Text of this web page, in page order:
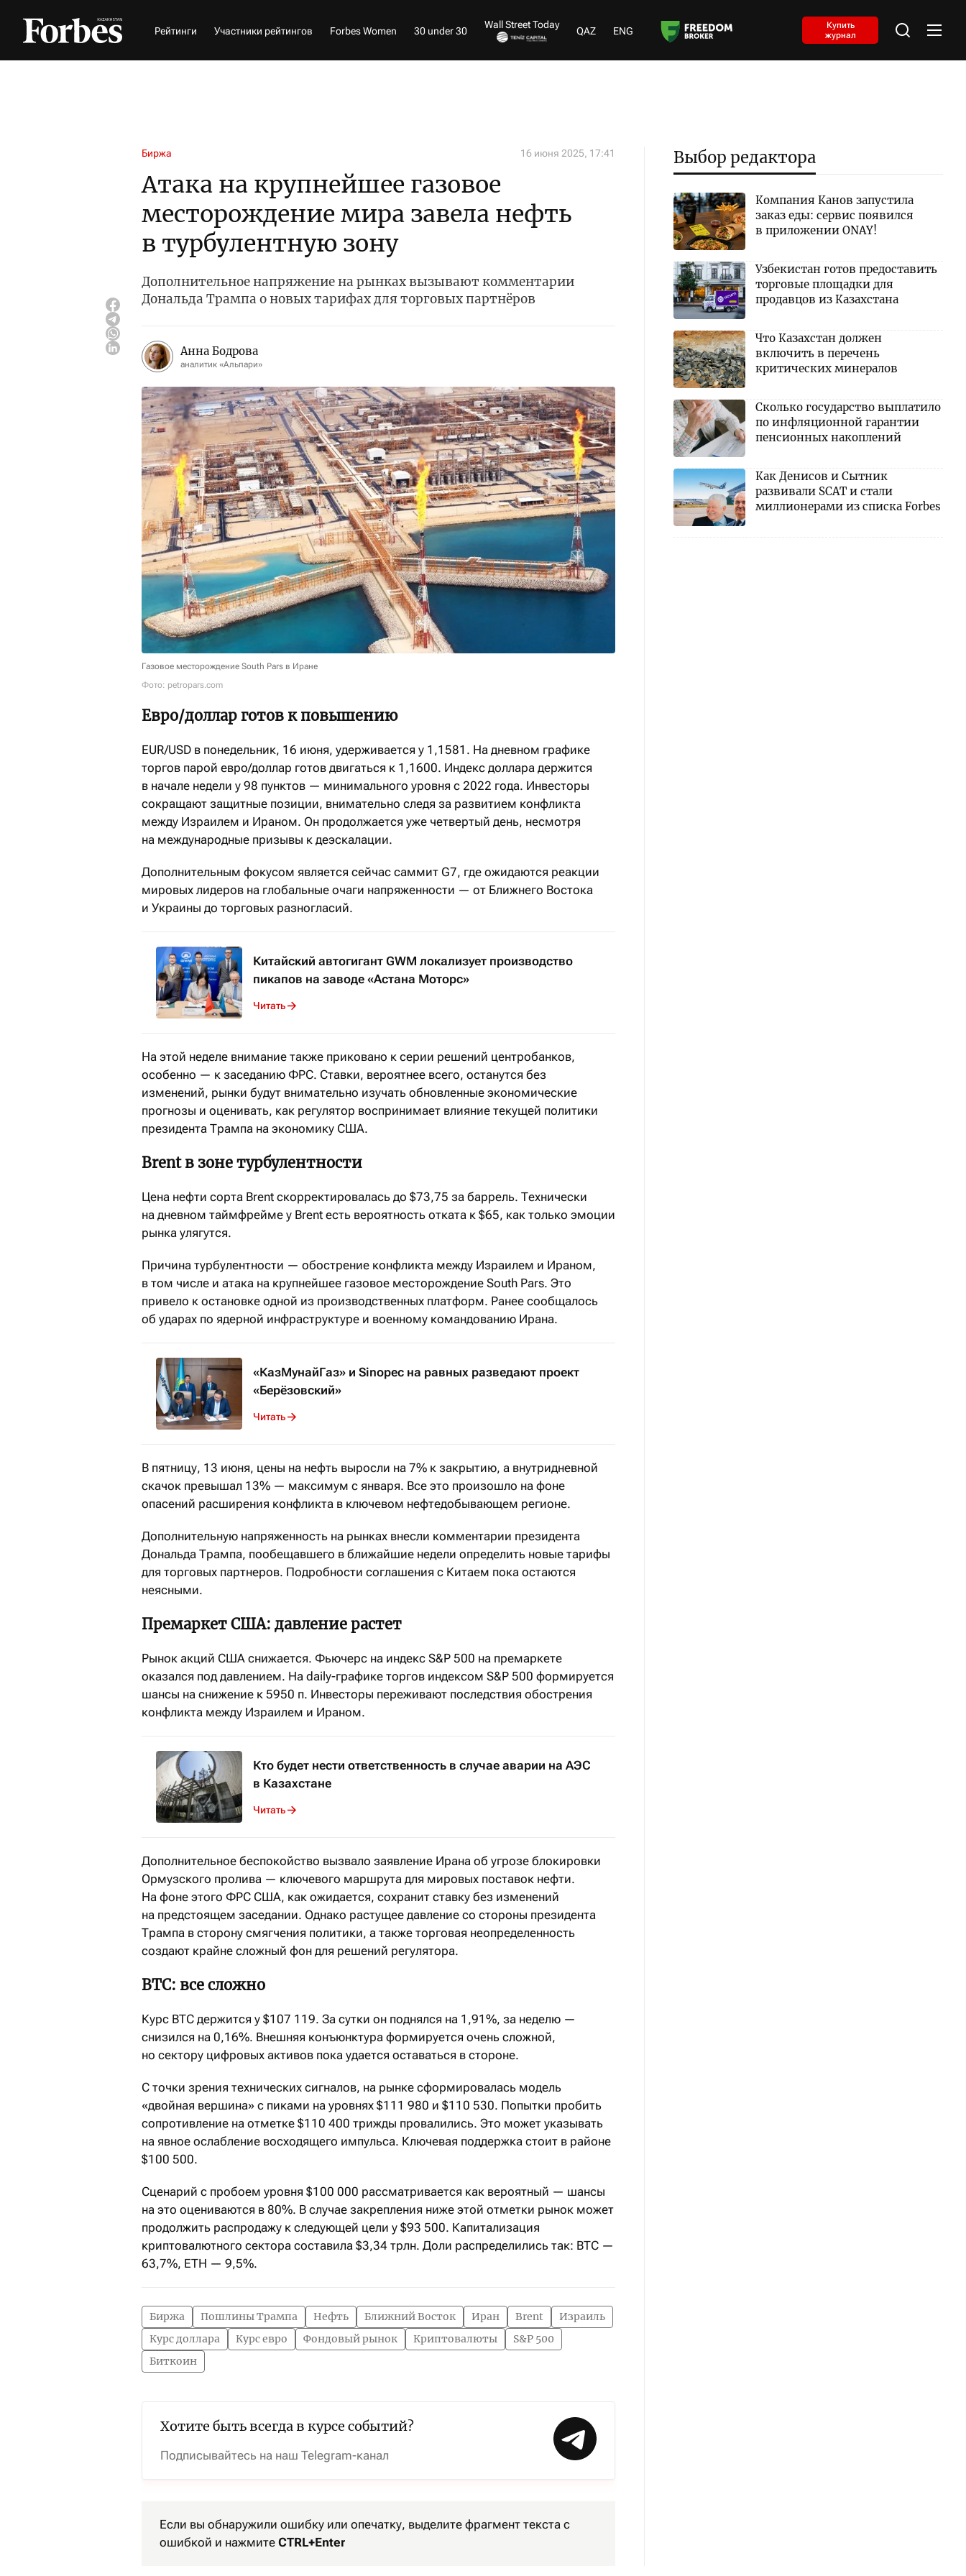
Рейтинги Участники рейтингов Forbes Women 30 under 30
Wall Street Today
QAZ ENG
Купить
журнал
Биржа 16 июня 2025, 17:41
Атака на крупнейшее газовое
месторождение мира завела нефть
в турбулентную зону
Дополнительное напряжение на рынках вызывают комментарии
Дональда Трампа о новых тарифах для торговых партнёров
Анна Бодрова
аналитик «Альпари»
Газовое месторождение South Pars в Иране
Фото: petropars.com
Евро/доллар готов к повышению
EUR/USD в понедельник, 16 июня, удерживается у 1,1581. На дневном графике
торгов парой евро/доллар готов двигаться к 1,1600. Индекс доллара держится
в начале недели у 98 пунктов — минимального уровня с 2022 года. Инвесторы
сокращают защитные позиции, внимательно следя за развитием конфликта
между Израилем и Ираном. Он продолжается уже четвертый день, несмотря
на международные призывы к деэскалации.
Дополнительным фокусом является сейчас саммит G7, где ожидаются реакции
мировых лидеров на глобальные очаги напряженности — от Ближнего Востока
и Украины до торговых разногласий.
Китайский автогигант GWM локализует производство
пикапов на заводе «Астана Моторс»
Читать
На этой неделе внимание также приковано к серии решений центробанков,
особенно — к заседанию ФРС. Ставки, вероятнее всего, останутся без
изменений, рынки будут внимательно изучать обновленные экономические
прогнозы и оценивать, как регулятор воспринимает влияние текущей политики
президента Трампа на экономику США.
Brent в зоне турбулентности
Цена нефти сорта Brent скорректировалась до $73,75 за баррель. Технически
на дневном таймфрейме у Brent есть вероятность отката к $65, как только эмоции
рынка улягутся.
Причина турбулентности — обострение конфликта между Израилем и Ираном,
в том числе и атака на крупнейшее газовое месторождение South Pars. Это
привело к остановке одной из производственных платформ. Ранее сообщалось
об ударах по ядерной инфраструктуре и военному командованию Ирана.
«КазМунайГаз» и Sinopec на равных разведают проект
«Берёзовский»
Читать
В пятницу, 13 июня, цены на нефть выросли на 7% к закрытию, а внутридневной
скачок превышал 13% — максимум с января. Все это произошло на фоне
опасений расширения конфликта в ключевом нефтедобывающем регионе.
Дополнительную напряженность на рынках внесли комментарии президента
Дональда Трампа, пообещавшего в ближайшие недели определить новые тарифы
для торговых партнеров. Подробности соглашения с Китаем пока остаются
неясными.
Премаркет США: давление растет
Рынок акций США снижается. Фьючерс на индекс S&P 500 на премаркете
оказался под давлением. На daily-графике торгов индексом S&P 500 формируется
шансы на снижение к 5950 п. Инвесторы переживают последствия обострения
конфликта между Израилем и Ираном.
Кто будет нести ответственность в случае аварии на АЭС
в Казахстане
Читать
Дополнительное беспокойство вызвало заявление Ирана об угрозе блокировки
Ормузского пролива — ключевого маршрута для мировых поставок нефти.
На фоне этого ФРС США, как ожидается, сохранит ставку без изменений
на предстоящем заседании. Однако растущее давление со стороны президента
Трампа в сторону смягчения политики, а также торговая неопределенность
создают крайне сложный фон для решений регулятора.
BTC: все сложно
Курс BTC держится у $107 119. За сутки он поднялся на 1,91%, за неделю —
снизился на 0,16%. Внешняя конъюнктура формируется очень сложной,
но сектору цифровых активов пока удается оставаться в стороне.
С точки зрения технических сигналов, на рынке сформировалась модель
«двойная вершина» с пиками на уровнях $111 980 и $110 530. Попытки пробить
сопротивление на отметке $110 400 трижды провалились. Это может указывать
на явное ослабление восходящего импульса. Ключевая поддержка стоит в районе
$100 500.
Сценарий с пробоем уровня $100 000 рассматривается как вероятный — шансы
на это оцениваются в 80%. В случае закрепления ниже этой отметки рынок может
продолжить распродажу к следующей цели у $93 500. Капитализация
криптовалютного сектора составила $3,34 трлн. Доли распределились так: BTC —
63,7%, ETH — 9,5%.
Биржа Пошлины Трампа Нефть Ближний Восток Иран Brent
Израиль
Курс доллара
Курс евро Фондовый рынок Криптовалюты
S&P 500
Биткоин
Хотите быть всегда в курсе событий?
Подписывайтесь на наш Telegram-канал
Если вы обнаружили ошибку или опечатку, выделите фрагмент текста с
ошибкой и нажмите CTRL+Enter
Выбор редактора
Компания Канов запустила
заказ еды: сервис появился
в приложении ONAY!
Узбекистан готов предоставить
торговые площадки для
продавцов из Казахстана
Что Казахстан должен
включить в перечень
критических минералов
Сколько государство выплатило
по инфляционной гарантии
пенсионных накоплений
Как Денисов и Сытник
развивали SCAT и стали
миллионерами из списка Forbes